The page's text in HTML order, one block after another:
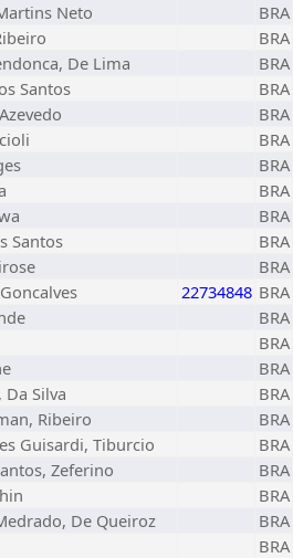
Neto
BRA
BRA
De Lima
BRA
Santos
BRA
BRA
BRA
BRA
BRA
BRA
Santos
BRA
BRA
22734848 BRA
BRA
BRA
BRA
Silva
BRA
Ribeiro
BRA
Guisardi, Tiburcio
BRA
Zeferino
BRA
BRA
De Queiroz
BRA
BRA